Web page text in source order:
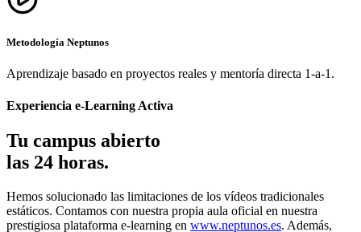
Metodología Neptunos
Aprendizaje basado en proyectos reales y mentoría directa 1-a-1.
Experiencia e-Learning Activa
Tu campus abierto
las 24 horas.
Hemos solucionado las limitaciones de los vídeos tradicionales
estáticos. Contamos con nuestra propia aula oficial en nuestra
prestigiosa plataforma e-learning en www.neptunos.es. Además,